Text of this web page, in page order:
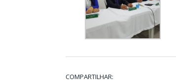
COMPARTILHAR: